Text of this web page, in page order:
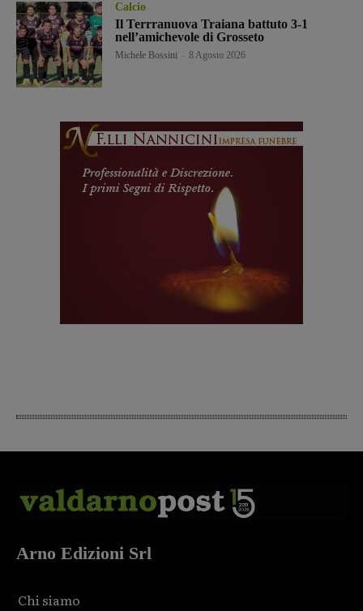
Calcio
Il Terrranuova Traiana battuto 3-1
nell’amichevole di Grosseto
Michele Bossini 8 Agosto 2026
Arno Edizioni Srl
Chi siamo